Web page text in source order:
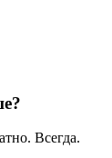
Всегда.